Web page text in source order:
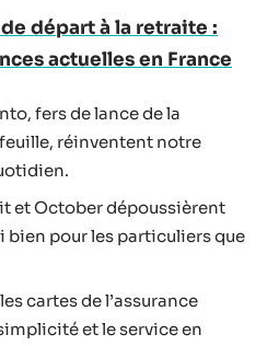
départ à la retraite :
actuelles en France
fers de lance de la
réinventent notre
et October dépoussièrent
bien pour les particuliers que
cartes de l’assurance
et le service en